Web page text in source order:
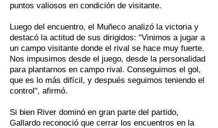
puntos valiosos en condición de visitante.
Luego del encuentro, el Muñeco analizó la victoria y
destacó la actitud de sus dirigidos: "Vinimos a jugar a
un campo visitante donde el rival se hace muy fuerte.
Nos impusimos desde el juego, desde la personalidad
para plantarnos en campo rival. Conseguimos el gol,
que es lo más difícil, y después seguimos teniendo el
control", afirmó.
Si bien River dominó en gran parte del partido,
Gallardo reconoció que cerrar los encuentros en la